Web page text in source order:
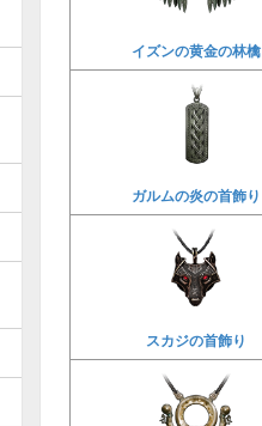
イズンの黄金の林檎
ガルムの炎の首飾り
スカジの首飾り